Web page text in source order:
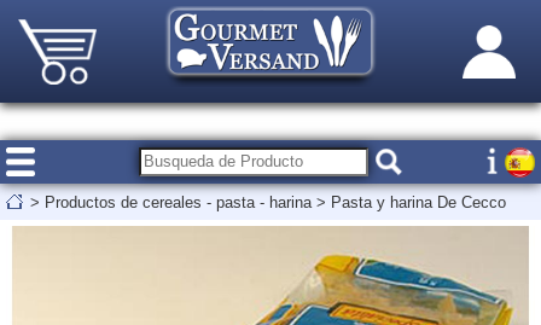
> Productos de cereales - pasta - harina > Pasta y harina De Cecco